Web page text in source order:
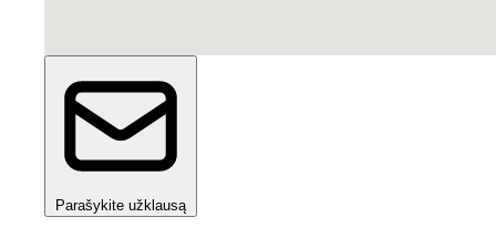
Parašykite užklausą